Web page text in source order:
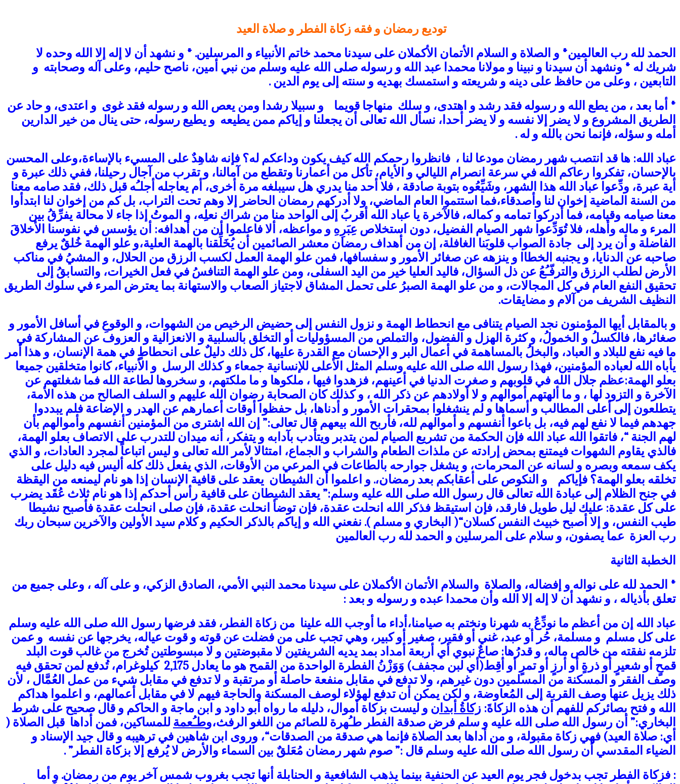
توديع رمضان و فقه زكاة الفطر و صلاة العيد
الحمد لله رب العالمين* و الصلاة و السلام الأتمان الأكملان على سيدنا محمد خاتم الأنبياء و المرسلين. * و نشهد أن لا إله إلا الله وحده لا
شريك له * ونشهد أن سيدنا و نبينا و مولانا محمدا عبد الله و رسوله صلى الله عليه وسلم من نبي أمين، ناصح حليم، وعلى آله وصحابته و
التابعين ، وعلى من حافظ على دينه و شريعته و استمسك بهديه و سنته إلى يوم الدين .
* أما بعد ، من يطع الله و رسوله فقد رشد و اهتدى، و سلك منهاجا قويما و سبيلا رشدا ومن يعص الله و رسوله فقد غوى و اعتدى، و حاد عن
الطريق المشروع و لا يضر إلا نفسه و لا يضر أحدا، نسأل الله تعالى أن يجعلنا و إياكم ممن يطيعه و يطيع رسوله، حتى ينال من خير الدارين
أمله و سؤله، فإنما نحن بالله و له .
عباد الله: ها قد انتصب شهر رمضان مودعا لنا ، فانظروا رحمكم الله كيف يكون وداعكم له؟ فإنه شاهِدٌ على المسيء بالإساءة،وعلى المحسن
بالإحسان، تفكروا رعاكم الله في سرعة انصرام الليالي و الأيام، تأكل من أعمارنا وتقطع من آمالنا، و تقرب من آجال رحيلنا، ففي ذلك عبرة و
أية عبرة، ودِّعوا عباد الله هذا الشهر، وشَيِّعُوه بتوبة صادقة ، فلا أحد منا يدري هل سيبلغه مرة أخرى، أم يعاجله أجلـُه قبل ذلك، فقد صامه معنا
من السنة الماضية إخوان لنا وأصدقاء،فما استتموا العام الماضي، ولا أدركهم رمضان الحاضر إلا وهم تحت التراب، بل كم من إخوان لنا ابتدأوا
معنا صيامه وقيامه، فما أدركوا تمامه و كماله، فالآخرة يا عباد الله أقربُ إلى الواحد منا من شراك نعلِه، و الموتُ إذا جاء لا محالة يفرِّقُ بين
المرء و ماله وأهله، فلا تُوَدِّعوا شهر الصيام الفضيل، دون استخلاص عِبَرِهِ و مواعظه، ألا فاعلموا أن من أهدافه: أن يؤسس في نفوسنا الأخلاقَ
الفاضلة و أن يرد إلى جادة الصواب قلوبَنا الغافلة، إن من أهداف رمضان معشر الصائمين أن يُخَلِّقنا بالهمة العلية،و علو الهمة خُلقٌ يرفع
صاحبه عن الدنايا، و يجنبه الخطاا و ينزهه عن صغائر الأمور و سفسافها، فمن علو الهمة العمل لكسب الرزق من الحلال، و المشيُ في مناكب
الأرض لطلب الرزق والترفّـُعُ عن ذل السؤال، فاليد العليا خير من اليد السفلى، ومن علو الهمة التنافسُ في فعل الخيرات، والتسابقُ إلى
تحقيق النفع العام في كل المجالات، و من علو الهمة الصبرُ على تحمل المشاق لاجتياز الصعاب والاستهانة بما يعترض المرء في سلوك الطريق
النظيف الشريف من آلام و مضايقات.
و بالمقابل أيها المؤمنون نجد الصيام يتنافى مع انحطاط الهمة و نزول النفس إلى حضيض الرخيص من الشهوات، و الوقوعِ في أسافل الأمور و
صغائرها، فالكسلُ و الخمولُ، و كثرة الهزل و الفضول، والتملص من المسؤوليات أو التخلق بالسلبية و الانعزالية و العزوف عن المشاركة في
ما فيه نفع للبلاد و العباد، والبخلُ بالمساهمة في أعمال البر و الإحسان مع القدرة عليها، كل ذلك دليلٌ على انحطاطٍ في همة الإنسان، و هذا أمر
يأباه الله لعباده المؤمنين، فهذا رسول الله صلى الله عليه وسلم المثل الأعلى للإنسانية جمعاء و كذلك الرسل و الأنبياء، كانوا متخلقين جميعا
بعلو الهمة:عظم جلال الله في قلوبهم و صغرت الدنيا في أعينهم، فزهدوا فيها ، ملكوها و ما ملكتهم، و سخروها لطاعة الله فما شغلتهم عن
الآخرة و التزود لها ، و ما ألهتهم أموالهم و لا أولادهم عن ذكر الله ، و كذلك كان الصحابة رضوان الله عليهم و السلف الصالح من هذه الأمة،
يتطلعون إلى أعلى المطالب و أسماها و لم ينشغلوا بمحقرات الأمور و أدناها، بل حفظوا أوقات أعمارهم عن الهدر و الإضاعة فلم يبددوا
جهدهم فيما لا نفع لهم فيه، بل باعوا أنفسهم و أموالهم لله، فأربح الله بيعهم قال تعالى:” إن الله اشترى من المؤمنين أنفسهم وأموالهم بأن
لهم الجنة “، فاتقوا الله عباد الله فإن الحكمة من تشريع الصيام لمن يتدبر ويتأدب بآدابه و يتفكر، أنه ميدان للتدرب على الاتصاف بعلو الهمة،
فالذي يقاوم الشهوات فيمتنع بمحض إرادته عن ملذات الطعام والشراب و الجماع، امتثالا لأمر الله تعالى و ليس اتباعاً لمجرد العادات، و الذي
يكف سمعه وبصره و لسانه عن المحرمات، و يشغل جوارحه بالطاعات في المرعي من الأوقات، الذي يفعل ذلك كله أليس فيه دليل على
تخلقه بعلو الهمة؟ فإياكم و النكوص على أعقابكم بعد رمضان،. و اعلموا أن الشيطان يعقد على قافية الإنسان إذا هو نام ليمنعه من اليقظة
في جنح الظلام إلى عبادة الله تعالى قال رسول الله صلى الله عليه وسلم:” يعقد الشيطان على قافية رأس أحدكم إذا هو نام ثلاث عُقَد يضرب
على كل عقدة: عليك ليل طويل فارقد، فإن استيقظ فذكر الله انحلت عقدة، فإن توضأ انحلت عقدة، فإن صلى انحلت عقدة فأصبح نشيطا
طيب النفس، و إلا أصبح خبيث النفس كسلان“( البخاري و مسلم ). نفعني الله و إياكم بالذكر الحكيم و كلام سيد الأولين والآخرين سبحان ربك
رب العزة عما يصفون، و سلام على المرسلين و الحمد لله رب العالمين
الخطبة الثانية
* الحمد لله على نواله و إفضاله، والصلاة والسلام الأتمان الأكملان على سيدنا محمد النبي الأمي، الصادق الزكي، و على آله ، وعلى جميع من
تعلق بأذياله ، و نشهد أن لا إله إلا الله وأن محمدا عبده و رسوله و بعد :
عباد الله إن من أعظم ما نودِّعُ به شهرنا ونختم به صيامنا،أداء ما أوجب الله علينا من زكاة الفطر ، فقد فرضها رسول الله صلى الله عليه وسلم
على كل مسلم و مسلمة، حُر أو عبد، غني أو فقير، صغير أو كبير، وهي تجب على من فضلت عن قوته و قوت عياله، يخرجها عن نفسه و عمن
تلزمه نفقته من خالص ماله، و قدرُها: صاعٌ نبوي أي أربعة أمداد بمد يديه الشريفتين لا مقبوضتين و لا مبسوطتينتُخرج من غالب قوت البلد
قمحٍ أو شعيرٍ أو ذرةٍ أو أرزٍ أو تمرٍ أو أقِط(أي لبن مجفف) وَوَزْنُ الفطرة الواحدة من القمح هو ما يعادل 2,175 كيلوغرام، تُدفع لمن تحقق فيه
وصف الفقر و المسكنة من المسلمين دون غيرهم، ولا تدفع في مقابل منفعة حاصلة أو مرتقبة و لا تدفع في مقابل شيء من عمل العُمَّال ، لأن
ذلك يزيل عنها وصف القربة إلى المُعاوضة، و لكن يمكن أن تدفع لهؤلاء لوصف المسكنة والحاجة فيهم لا في مقابل أعمالهم، و اعلموا هداكم
الله و فتح بصائركم للفهم أن هذه الزكاةَ: زكاةُ أبدان و ليست بزكاة أموال، دليله ما رواه أبو داود و ابن ماجة و الحاكم و قال صحيح على شرط
البخاري:” أن رسول الله صلى الله عليه و سلم فرض صدقة الفطر طـُهرة للصائم من اللغو الرفث،وطـُعمة للمساكين، فمن أداها قبل الصلاة (
أي: صلاة العيد) فهي زكاة مقبولة، و من أداها بعد الصلاة فإنما هي صدقة من الصدقات“، وروى ابن شاهين في ترهيبه و قال جيد الإسناد و
الضياء المقدسي أن رسول الله صلى الله عليه وسلم قال :”صوم شهر رمضان مُعَلقٌ بين السماء والأرض لا يُرفع إلا بزكاة الفطر ” .
: فزكاة الفطر تجب بدخول فجر يوم العيد عن الحنفية بينما يذهب الشافعية و الحنابلة أنها تجب بغروب شمس آخر يوم من رمضان. و أما